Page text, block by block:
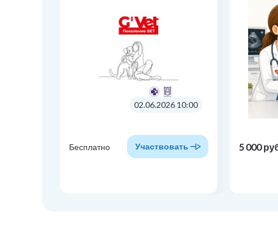
02.06.2026 10:00
Бесплатно Участвовать 5 000